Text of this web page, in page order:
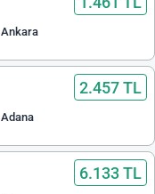
Ankara
2.457 TL
Adana
6.133 TL